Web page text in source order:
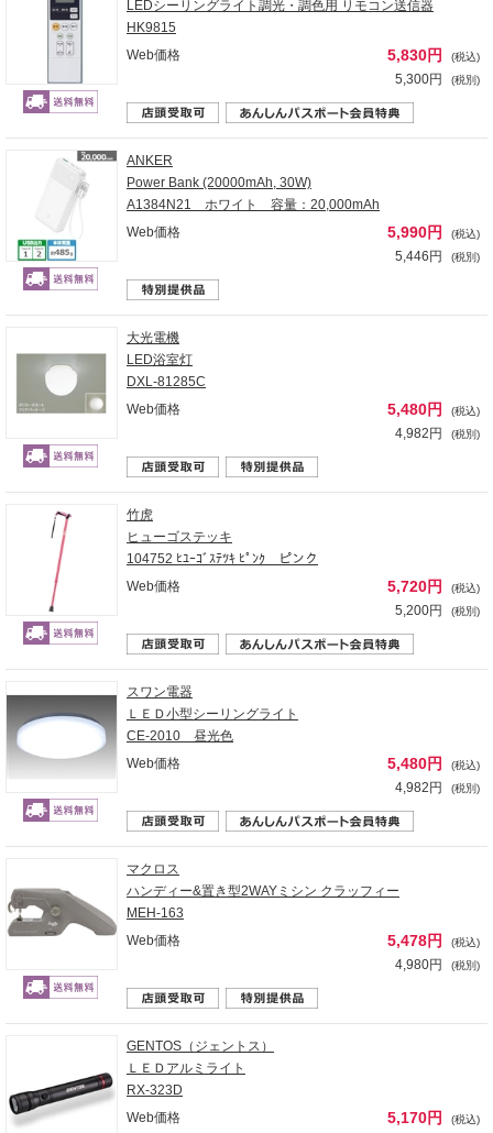
LEDシーリングライト調光・調色用 リモコン送信器
HK9815
Web価格
5,830円 (税込)
5,300円 (税別)
ANKER
Power Bank (20000mAh, 30W)
A1384N21 ホワイト 容量：20,000mAh
Web価格
5,990円 (税込)
5,446円 (税別)
大光電機
LED浴室灯
DXL-81285C
Web価格
5,480円 (税込)
4,982円 (税別)
竹虎
ヒューゴステッキ
104752 ﾋﾕｰｺﾞｽﾃﾂｷ ﾋﾟﾝｸ ピンク
Web価格
5,720円 (税込)
5,200円 (税別)
スワン電器
ＬＥＤ小型シーリングライト
CE-2010 昼光色
Web価格
5,480円 (税込)
4,982円 (税別)
マクロス
ハンディー&置き型2WAYミシン クラッフィー
MEH-163
Web価格
5,478円 (税込)
4,980円 (税別)
GENTOS（ジェントス）
ＬＥＤアルミライト
RX-323D
Web価格
5,170円 (税込)